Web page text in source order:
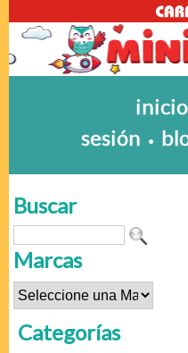
inicio
sesión •
Buscar
Marcas
Categorías